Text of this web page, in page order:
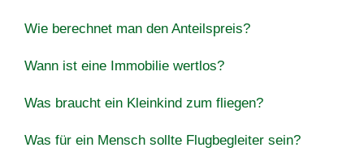
Wie berechnet man den Anteilspreis?
Wann ist eine Immobilie wertlos?
Was braucht ein Kleinkind zum fliegen?
Was für ein Mensch sollte Flugbegleiter sein?